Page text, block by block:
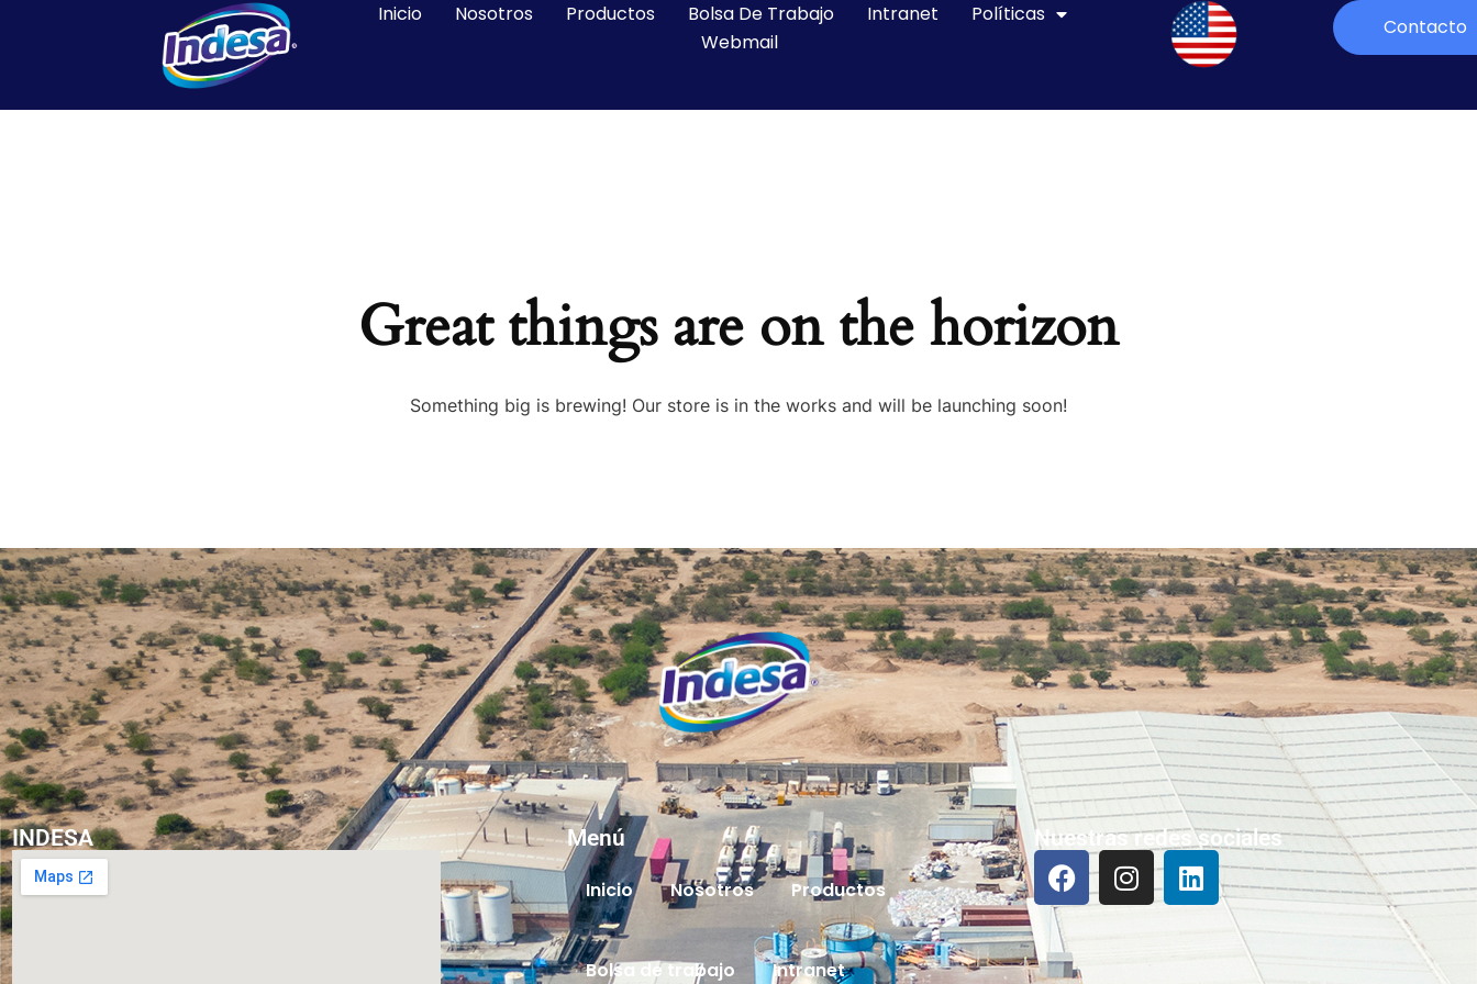
Inicio Nosotros Productos Bolsa De Trabajo Intranet
Políticas
Webmail
Contacto
Great things are on the horizon
Something big is brewing! Our store is in the works and will be launching soon!
INDESA Menú
Inicio Nosotros Productos
Bolsa de trabajo Intranet
Nuestras redes sociales